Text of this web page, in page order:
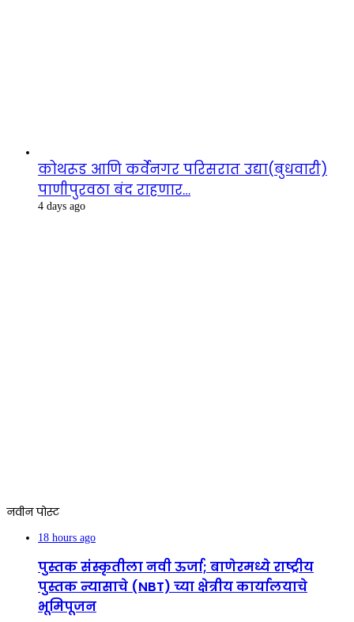
कोथरूड आणि कर्वेनगर परिसरात उद्या(बुधवारी)
पाणीपुरवठा बंद राहणार…
4 days ago
नवीन पोस्ट
18 hours ago
पुस्तक संस्कृतीला नवी ऊर्जा; बाणेरमध्ये राष्ट्रीय
पुस्तक न्यासाचे (NBT) च्या क्षेत्रीय कार्यालयाचे
भूमिपूजन